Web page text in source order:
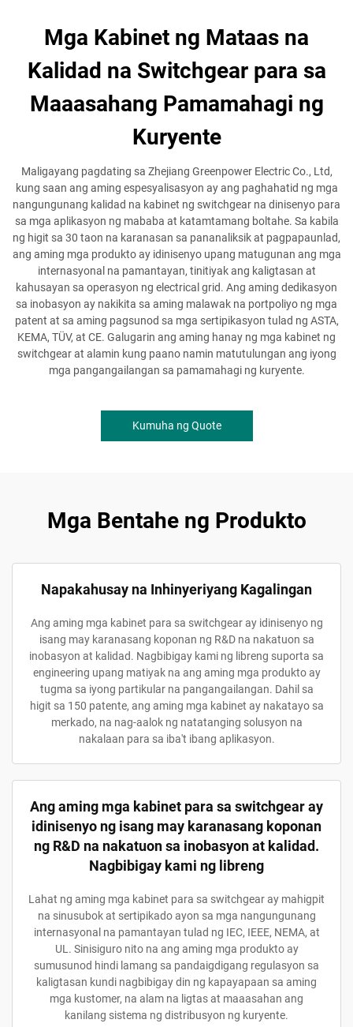
Mga Kabinet ng Mataas na
Kalidad na Switchgear para sa
Maaasahang Pamamahagi ng
Kuryente
Maligayang pagdating sa Zhejiang Greenpower Electric Co., Ltd,
kung saan ang aming espesyalisasyon ay ang paghahatid ng mga
nangungunang kalidad na kabinet ng switchgear na dinisenyo para
sa mga aplikasyon ng mababa at katamtamang boltahe. Sa kabila
ng higit sa 30 taon na karanasan sa pananaliksik at pagpapaunlad,
ang aming mga produkto ay idinisenyo upang matugunan ang mga
internasyonal na pamantayan, tinitiyak ang kaligtasan at
kahusayan sa operasyon ng electrical grid. Ang aming dedikasyon
sa inobasyon ay nakikita sa aming malawak na portpoliyo ng mga
patent at sa aming pagsunod sa mga sertipikasyon tulad ng ASTA,
KEMA, TÜV, at CE. Galugarin ang aming hanay ng mga kabinet ng
switchgear at alamin kung paano namin matutulungan ang iyong
mga pangangailangan sa pamamahagi ng kuryente.
Kumuha ng Quote
Mga Bentahe ng Produkto
Napakahusay na Inhinyeriyang Kagalingan
Ang aming mga kabinet para sa switchgear ay idinisenyo ng
isang may karanasang koponan ng R&D na nakatuon sa
inobasyon at kalidad. Nagbibigay kami ng libreng suporta sa
engineering upang matiyak na ang aming mga produkto ay
tugma sa iyong partikular na pangangailangan. Dahil sa
higit sa 150 patente, ang aming mga kabinet ay nakatayo sa
merkado, na nag-aalok ng natatanging solusyon na
nakalaan para sa iba't ibang aplikasyon.
Ang aming mga kabinet para sa switchgear ay
idinisenyo ng isang may karanasang koponan
ng R&D na nakatuon sa inobasyon at kalidad.
Nagbibigay kami ng libreng
Lahat ng aming mga kabinet para sa switchgear ay mahigpit
na sinusubok at sertipikado ayon sa mga nangungunang
internasyonal na pamantayan tulad ng IEC, IEEE, NEMA, at
UL. Sinisiguro nito na ang aming mga produkto ay
sumusunod hindi lamang sa pandaigdigang regulasyon sa
kaligtasan kundi nagbibigay din ng kapayapaan sa aming
mga kustomer, na alam na ligtas at maaasahan ang
kanilang sistema ng distribusyon ng kuryente.